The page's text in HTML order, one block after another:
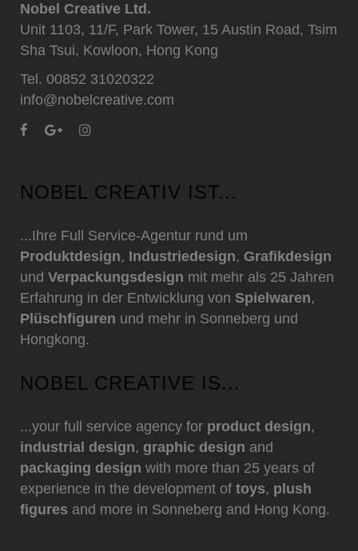
Nobel Creative Ltd.
Unit 1103, 11/F, Park Tower, 15 Austin Road, Tsim
Sha Tsui, Kowloon, Hong Kong
Tel. 00852 31020322
info@nobelcreative.com
NOBEL CREATIV IST...
...Ihre Full Service-Agentur rund um
Produktdesign, Industriedesign, Grafikdesign
und Verpackungsdesign mit mehr als 25 Jahren
Erfahrung in der Entwicklung von Spielwaren,
Plüschfiguren und mehr in Sonneberg und
Hongkong.
NOBEL CREATIVE IS...
...your full service agency for product design,
industrial design, graphic design and
packaging design with more than 25 years of
experience in the development of toys, plush
figures and more in Sonneberg and Hong Kong.